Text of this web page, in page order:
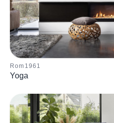
Rom1961
Yoga